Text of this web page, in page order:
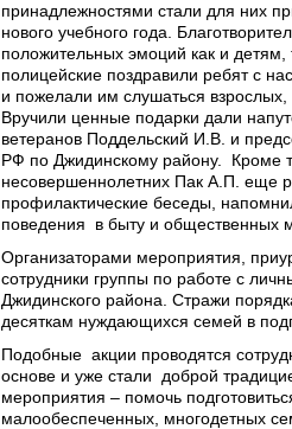
принадлежностями стали для них
нового учебного года.
положительных эмоций как и детям,
полицейские поздравили ребят с
и пожелали им слушаться
Вручили ценные подарки дали
ветеранов Поддельский И.В. и
РФ по Джидинскому району. Кроме
несовершеннолетних Пак А.П. еще
профилактические беседы,
поведения в быту и общественных
Организаторами мероприятия,
сотрудники группы по работе с
Джидинского района. Стражи
десяткам нуждающихся семей в
Подобные акции проводятся
основе и уже стали доброй
мероприятия – помочь
малообеспеченных, многодетных